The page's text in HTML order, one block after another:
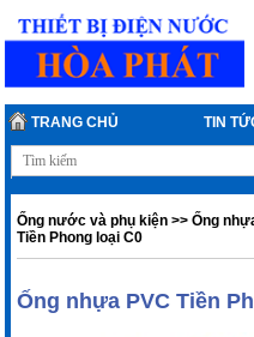
TRANG CHỦ TIN
Ống nước và phụ kiện >>Ống
Tiền Phong loại C0
Ống nhựa PVC Tiền